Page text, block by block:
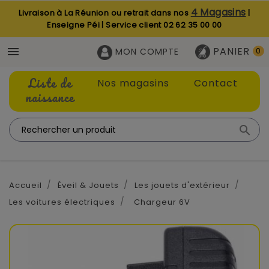
Livraison à La Réunion ou retrait dans nos 4 Magasins |
Enseigne Péi | Service client02 62 35 00 00
 PANIER 0
MON COMPTE
Liste de
naissance
Nos magasins Contact

Accueil Éveil & Jouets
Les jouets d'extérieur
Les voitures électriques
Chargeur 6V